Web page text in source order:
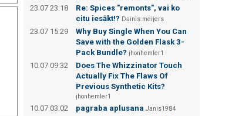
23.07 23:18
Re: Spices "remonts", vai ko
citu iesākt!? Dainis.meijers
23.07 15:29
Why Buy Single When You Can
Save with the Golden Flask 3-
Pack Bundle? jhonhemler1
10.07 09:32
Does The Whizzinator Touch
Actually Fix The Flaws Of
Previous Synthetic Kits?
jhonhemler1
10.07 03:02 pagraba aplusana Janis1984